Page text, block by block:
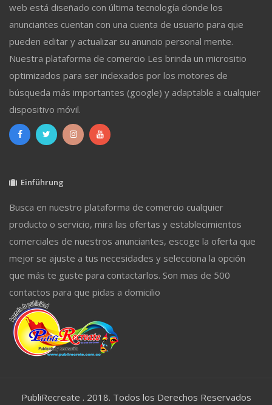
web está diseñado con última tecnología donde los
anunciantes cuentan con una cuenta de usuario para que
pueden editar y actualizar su anuncio personal mente.
Nuestra plataforma de comercio Les brinda un micrositio
optimizados para ser indexados por los motores de
búsqueda más importantes (google) y adaptable a cualquier
dispositivo móvil.
Einführung
Busca en nuestro plataforma de comercio cualquier
producto o servicio, mira las ofertas y establecimientos
comerciales de nuestros anunciantes, escoge la oferta que
mejor se ajuste a tus necesidades y selecciona la opción
que más te guste para contactarlos. Son mas de 500
contactos para que pidas a domicilio
PubliRecreate . 2018. Todos los Derechos Reservados